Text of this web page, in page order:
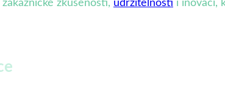
zkušenosti, udržitelnosti i inovací,